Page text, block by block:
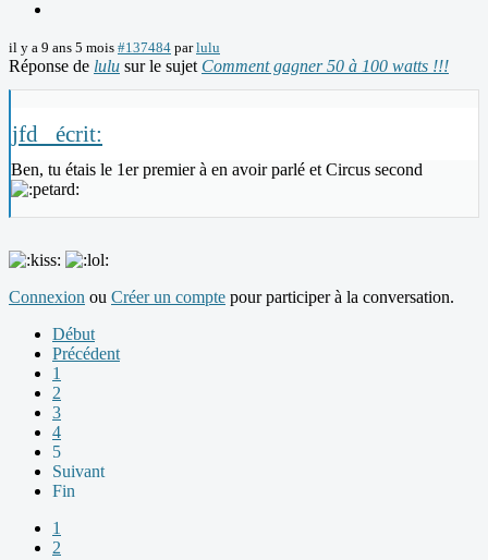
il y a 9 ans 5 mois #137484 parlulu
Réponse de lulu sur le sujet Comment gagner 50 à 100 watts !!!
jfd_ écrit:
Ben, tu étais le 1er premier à en avoir parlé et Circus second
Connexion ou Créer un compte pour participer à la conversation.
Début
Précédent
1
2
3
4
5
Suivant
Fin
1
2